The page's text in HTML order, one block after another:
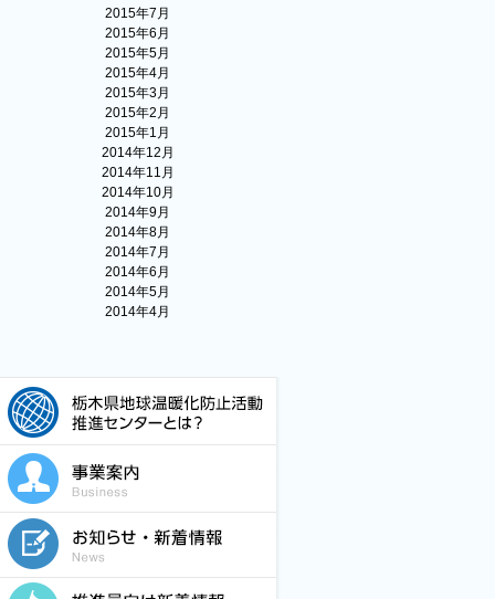
2015年7月
2015年6月
2015年5月
2015年4月
2015年3月
2015年2月
2015年1月
2014年12月
2014年11月
2014年10月
2014年9月
2014年8月
2014年7月
2014年6月
2014年5月
2014年4月